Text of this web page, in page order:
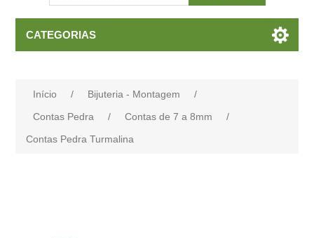
CATEGORIAS
Início / Bijuteria - Montagem
/
Contas Pedra
/ Contas de 7 a 8mm
/
Contas Pedra Turmalina